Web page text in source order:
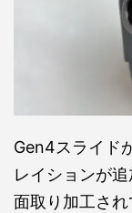
Gen4スライド
レイションが
面取り加工され